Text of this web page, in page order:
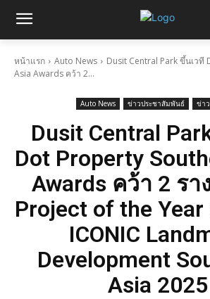
หน้าแรก Auto News
Dusit Central Park ขึ้นเวที
Asia Awards คว้า 2...
Auto News ข่าวประชาสัมพันธ์ ข่า
Dusit Central
Dot Property
Awards คว้า 2 ร
Project of the
ICONIC
Development
Asia 2025